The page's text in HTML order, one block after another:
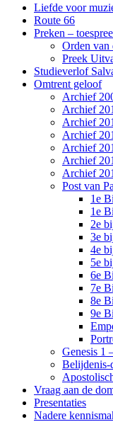
Liefde voor
Route 66
Preken –
Orden van
Preek
Studieverlof
Omtrent geloof
Archief
Archief
Archief
Archief
Archief
Archief
Archief
Post van
1e
1e
2e
3e
4e
5e
6e
7e
8e
9e
Genesis 1
Belijdenis-
Vraag aan de
Presentaties
Nadere